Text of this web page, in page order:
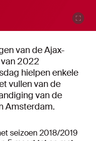
van de Ajax-
2022
hielpen enkele
vullen van de
van de
Amsterdam.
seizoen 2018/2019